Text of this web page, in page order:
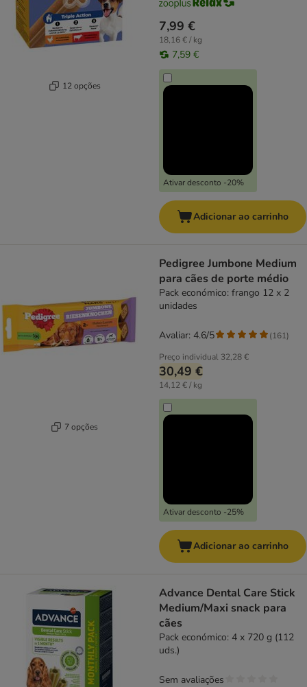
12 opções
7,99 €
18,16 € / kg
7,59 €
Ativar desconto -20%
Adicionar ao carrinho
7 opções
Pedigree Jumbone Medium
para cães de porte médio
Pack económico: frango 12 x 2
unidades
Preço individual 32,28 €
30,49 €
14,12 € / kg
Ativar desconto -25%
Avaliar: 4.6/5 (161)
Adicionar ao carrinho
Advance Dental Care Stick
Medium/Maxi snack para
cães
Pack económico: 4 x 720 g (112
uds.)
Sem avaliações